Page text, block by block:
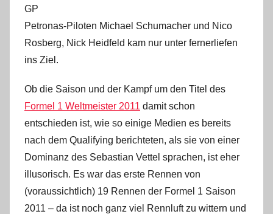
GP
Petronas-Piloten Michael Schumacher und Nico
Rosberg, Nick Heidfeld kam nur unter fernerliefen
ins Ziel.
Ob die Saison und der Kampf um den Titel des
Formel 1 Weltmeister 2011 damit schon
entschieden ist, wie so einige Medien es bereits
nach dem Qualifying berichteten, als sie von einer
Dominanz des Sebastian Vettel sprachen, ist eher
illusorisch. Es war das erste Rennen von
(voraussichtlich) 19 Rennen der Formel 1 Saison
2011 – da ist noch ganz viel Rennluft zu wittern und